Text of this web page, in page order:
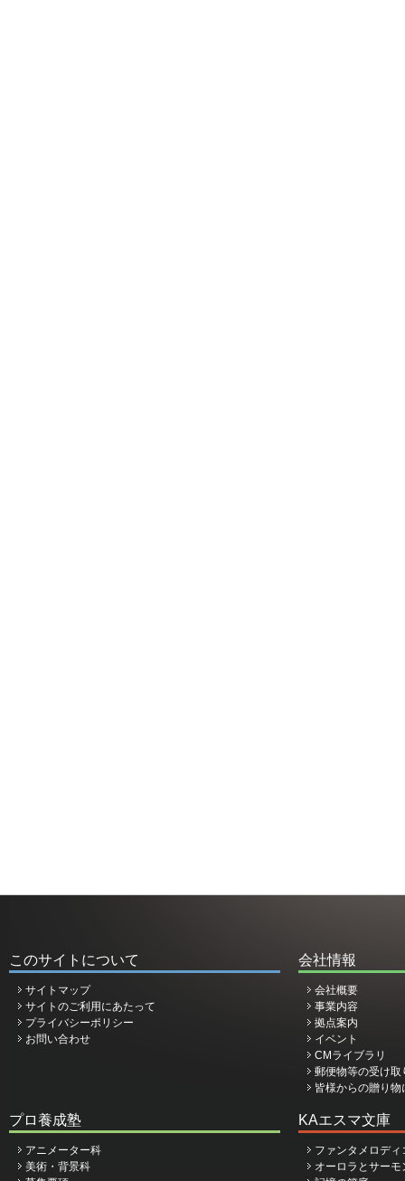
このサイトについて
サイトマップ
サイトのご利用にあたって
プライバシーポリシー
お問い合わせ
会社情報
会社概要
事業内容
拠点案内
イベント
CMライブラリ
郵便物等の受け取
皆様からの贈り
プロ養成塾
アニメーター科
美術・背景科
KAエスマ文庫
ファンタメロデ
オーロラとサーモ